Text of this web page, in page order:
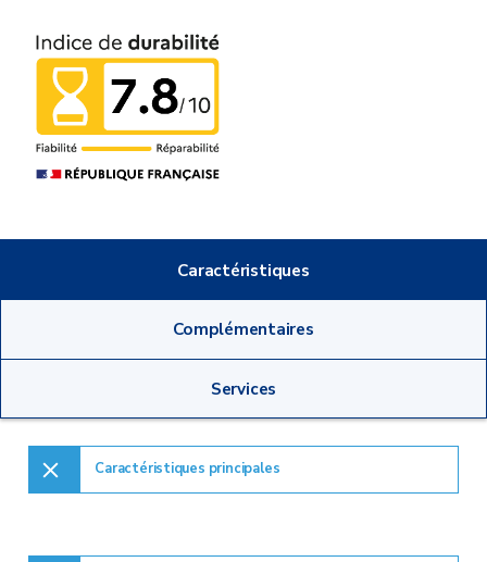
Caractéristiques
Complémentaires
Services
Caractéristiques principales